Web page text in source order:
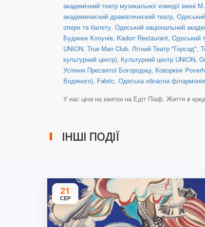
академічний театр музикальної комедії імені
академический драматический театр,
опери та балету, Одеський національний
Будинок Клоунів, Kadorr Restaurant, Одеський
UNION, True Man Club, Літний Театр "Горсад",
культурний центр), Культурний центр UNION,
Успіння Пресвятої Богородиці, Коворкінг Poverh
Водяного), Fabric, Одеська обласна філармонія
У нас ціна на квитки на Едіт Піаф. Життя в
ІНШІ ПОДІЇ
21
СЕР